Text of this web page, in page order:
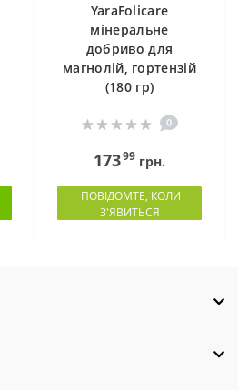
YaraFolicare
мінеральне
добриво для
магнолій, гортензій
(180 гр)
0
17399 грн.
ПОВІДОМТЕ, КОЛИ
З'ЯВИТЬСЯ